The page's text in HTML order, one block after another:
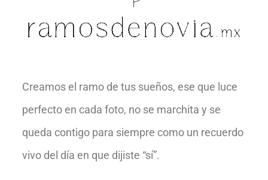
Creamos el ramo de tus sueños, ese que luce
perfecto en cada foto, no se marchita y se
queda contigo para siempre como un recuerdo
vivo del día en que dijiste “sí”.